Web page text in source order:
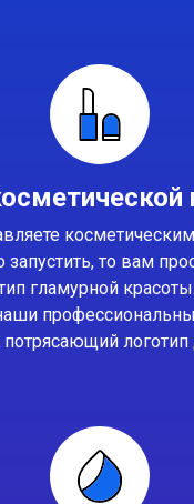
запустить, то вам
гламурной
потрясающий логотип